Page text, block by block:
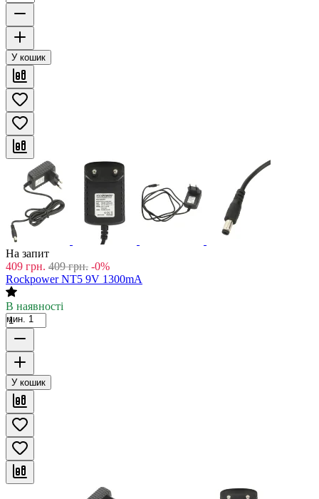
У кошик
На запит
409 грн. 409 грн. -0%
Rockpower NT5 9V 1300mA
В наявності
мин. 1
У кошик